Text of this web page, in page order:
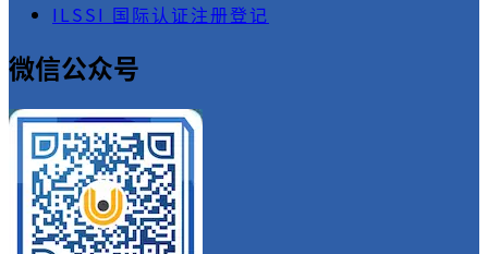
ILSSI 国际认证注册登记
微信公众号